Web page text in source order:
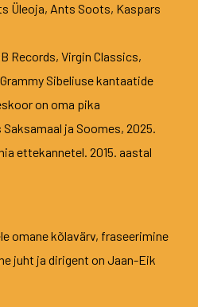
Üleoja, Ants Soots, Kaspars
Records, Virgin Classics,
Sibeliuse kantaatide
on oma pika
ja Soomes, 2025.
ettekannetel. 2015. aastal
omane kõlavärv, fraseerimine
juht ja dirigent on Jaan-Eik